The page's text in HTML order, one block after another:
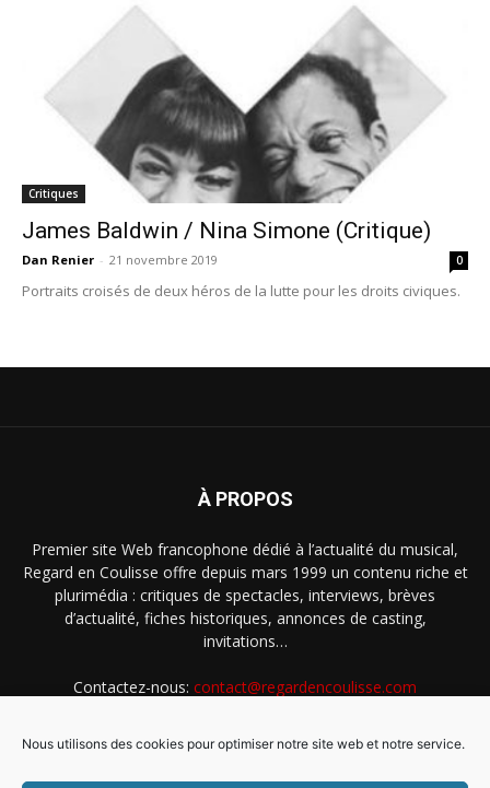
Nous utilisons des cookies pour optimiser notre site web et notre service.
Critiques
James Baldwin / Nina Simone (Critique)
Dan Renier - 21 novembre 2019 0
Portraits croisés de deux héros de la lutte pour les droits civiques.
À PROPOS
Premier site Web francophone dédié à l’actualité du musical,
Regard en Coulisse offre depuis mars 1999 un contenu riche et
plurimédia : critiques de spectacles, interviews, brèves
d’actualité, fiches historiques, annonces de casting,
invitations…
Contactez-nous: contact@regardencoulisse.com